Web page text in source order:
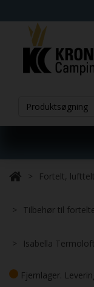
Fortelt,
Tilbehør til
Isabella
Fjernlager.